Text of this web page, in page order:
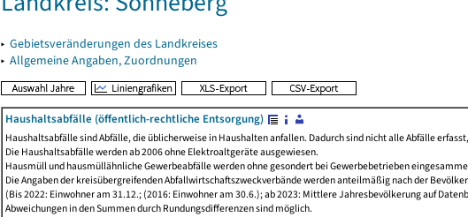
▸ Gebietsveränderungen des Landkreises
▸ Allgemeine Angaben, Zuordnungen
Haushaltsabfälle (öffentlich-rechtliche Entsorgung)
Haushaltsabfälle sind Abfälle, die üblicherweise in Haushalten anfallen. Dadurch sind nicht alle Abfälle
Die Haushaltsabfälle werden ab 2006 ohne Elektroaltgeräte ausgewiesen.
Hausmüll und hausmüllähnliche Gewerbeabfälle werden ohne gesondert bei Gewerbebetrieben
Die Angaben der kreisübergreifenden Abfallwirtschaftszweckverbände werden anteilmäßig nach der
(Bis 2022: Einwohner am 31.12.; (2016: Einwohner am 30.6.); ab 2023: Mittlere Jahresbevölkerung auf
Abweichungen in den Summen durch Rundungsdifferenzen sind möglich.